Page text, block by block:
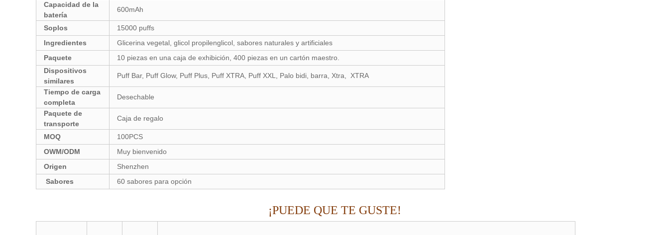
Capacidad de la
batería
600mAh
Soplos
15000 puffs
Ingredientes
Glicerina vegetal, glicol propilenglicol, sabores naturales y artificiales
Paquete
10 piezas en una caja de exhibición, 400 piezas en un cartón maestro.
Dispositivos
similares
Puff Bar, Puff Glow, Puff Plus, Puff XTRA, Puff XXL, Palo bidi, barra, Xtra, XTRA
Tiempo de carga
completa
Desechable
Paquete de
transporte
Caja de regalo
MOQ
100PCS
OWM/ODM
Muy bienvenido
Origen
Shenzhen
Sabores
60 sabores para opción
¡PUEDE QUE TE GUSTE!